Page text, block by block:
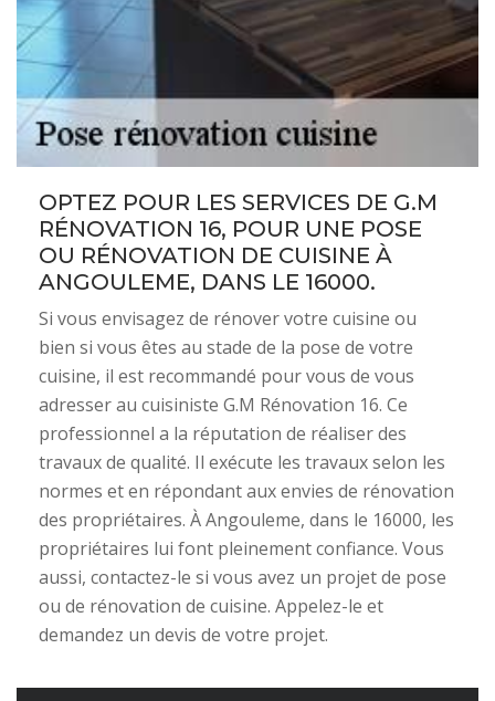
OPTEZ POUR LES SERVICES DE G.M
RÉNOVATION 16, POUR UNE POSE
OU RÉNOVATION DE CUISINE À
ANGOULEME, DANS LE 16000.
Si vous envisagez de rénover votre cuisine ou
bien si vous êtes au stade de la pose de votre
cuisine, il est recommandé pour vous de vous
adresser au cuisiniste G.M Rénovation 16. Ce
professionnel a la réputation de réaliser des
travaux de qualité. Il exécute les travaux selon les
normes et en répondant aux envies de rénovation
des propriétaires. À Angouleme, dans le 16000, les
propriétaires lui font pleinement confiance. Vous
aussi, contactez-le si vous avez un projet de pose
ou de rénovation de cuisine. Appelez-le et
demandez un devis de votre projet.